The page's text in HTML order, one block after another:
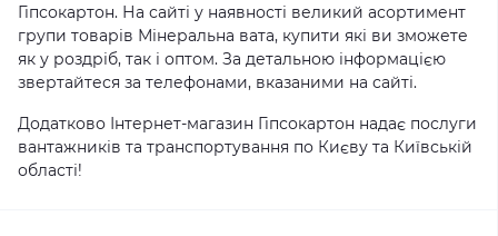
Гіпсокартон. На сайті у наявності великий асортимент
групи товарів Мінеральна вата, купити які ви зможете
як у роздріб, так і оптом. За детальною інформацією
звертайтеся за телефонами, вказаними на сайті.
Додатково Інтернет-магазин Гіпсокартон надає послуги
вантажників та транспортування по Києву та Київській
області!